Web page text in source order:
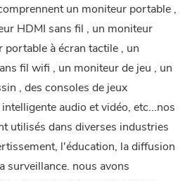
un moniteur portable ,
HDMI sans fil , un moniteur
à écran tactile , un
fil wifi , un moniteur de jeu , un
, des consoles de jeux
audio et vidéo, etc...nos
utilisés dans diverses industries
l'éducation, la diffusion
surveillance. nous avons